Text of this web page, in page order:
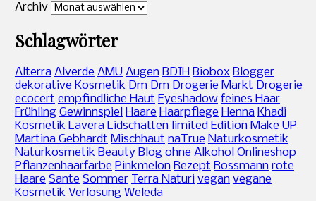
Archiv
Schlagwörter
Alterra Alverde AMU Augen BDIH Biobox Blogger
dekorative Kosmetik Dm Dm Drogerie Markt Drogerie
ecocert empfindliche Haut Eyeshadow feines Haar
Frühling Gewinnspiel Haare Haarpflege Henna Khadi
Kosmetik Lavera Lidschatten limited Edition Make UP
Martina Gebhardt Mischhaut naTrue Naturkosmetik
Naturkosmetik Beauty Blog ohne Alkohol Onlineshop
Pflanzenhaarfarbe Pinkmelon Rezept Rossmann rote
Haare Sante Sommer Terra Naturi vegan vegane
Kosmetik Verlosung Weleda